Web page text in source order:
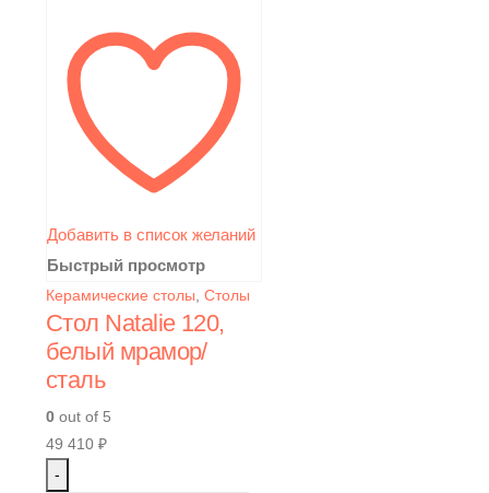
Добавить в список желаний
Быстрый просмотр
Керамические столы Столы
Стол Natalie 120,
белый мрамор/
сталь
0 out of 5
49 410 ₽
-